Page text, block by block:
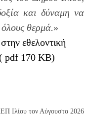
και δύναμη να
θερμά.»
εθελοντική
( pdf 170 KB)
Ιλίου τον Αύγουστο 2026